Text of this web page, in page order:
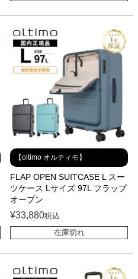
【oltimo オルティモ】
FLAP OPEN SUITCASE L スー
ツケース Lサイズ 97L フラップ
オープン
¥33,880税込
在庫切れ